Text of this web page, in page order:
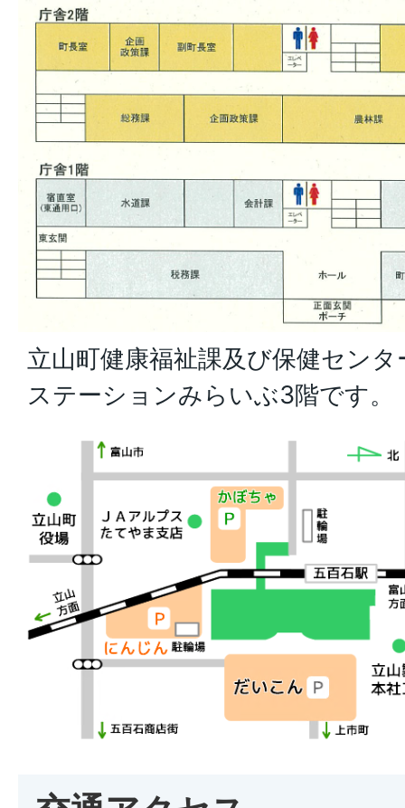
立山町健康福祉課及び保健セン
ステーションみらいぶ3階です。